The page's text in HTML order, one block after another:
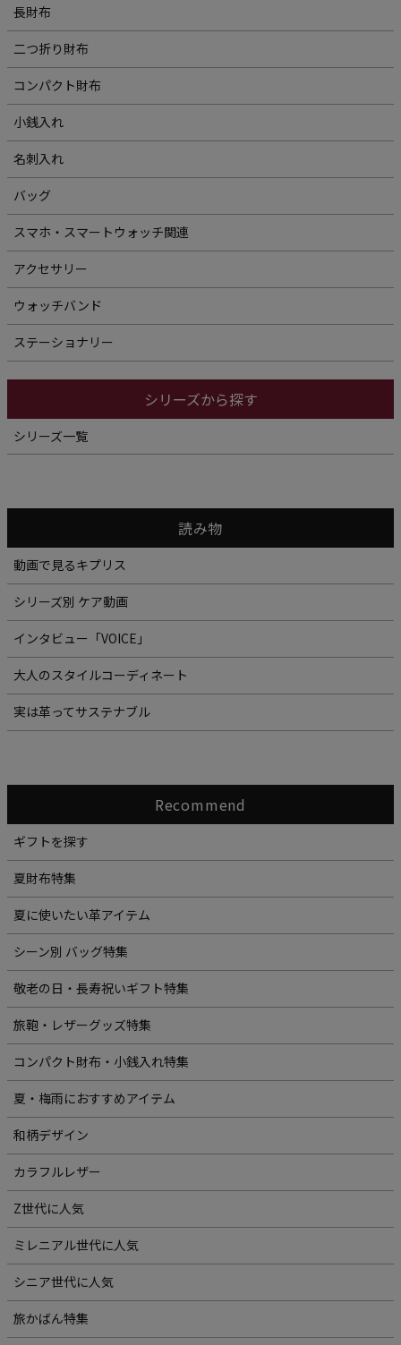
長財布
二つ折り財布
コンパクト財布
小銭入れ
名刺入れ
バッグ
スマホ・スマートウォッチ関連
アクセサリー
ウォッチバンド
ステーショナリー
シリーズから探す
シリーズ一覧
読み物
動画で見るキプリス
シリーズ別 ケア動画
インタビュー「VOICE」
大人のスタイルコーディネート
実は革ってサステナブル
Recommend
ギフトを探す
夏財布特集
夏に使いたい革アイテム
シーン別 バッグ特集
敬老の日・長寿祝いギフト特集
旅鞄・レザーグッズ特集
コンパクト財布・小銭入れ特集
夏・梅雨におすすめアイテム
和柄デザイン
カラフルレザー
Z世代に人気
ミレニアル世代に人気
シニア世代に人気
旅かばん特集